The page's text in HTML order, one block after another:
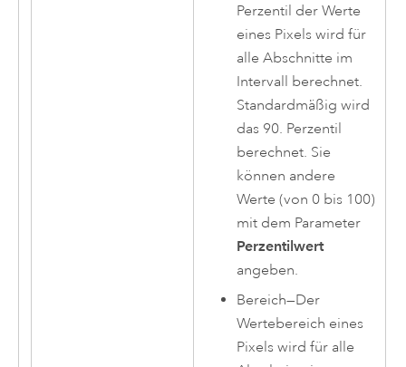
Perzentil der Werte
eines Pixels wird für
alle Abschnitte im
Intervall berechnet.
Standardmäßig wird
das 90. Perzentil
berechnet. Sie
können andere
Werte (von 0 bis 100)
mit dem Parameter
Perzentilwert
angeben.
Bereich—Der
Wertebereich eines
Pixels wird für alle